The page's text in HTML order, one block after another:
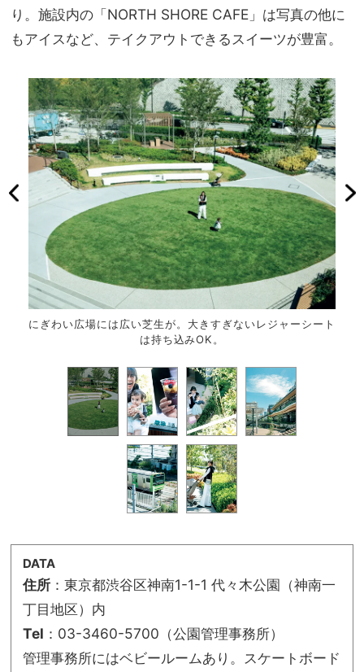
り。施設内の「NORTH SHORE CAFE」は写真の他に
もアイスなど、テイクアウトできるスイーツが豊富。
にぎわい広場には広い芝生が。大きすぎないレジャーシート
は持ち込みOK。
DATA
住所 ：東京都渋谷区神南1-1-1 代々木公園（神南一
丁目地区）内
Tel ：03-3460-5700（公園管理事務所）
管理事務所にはベビールームあり。スケートボード